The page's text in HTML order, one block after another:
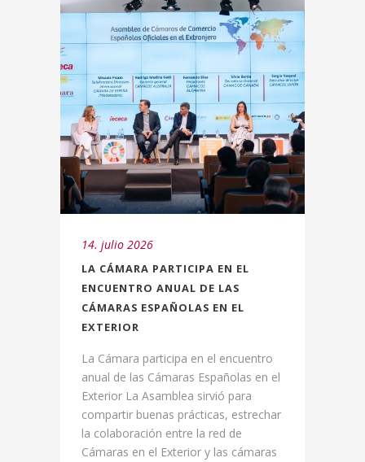
14. julio 2026
LA CÁMARA PARTICIPA EN EL
ENCUENTRO ANUAL DE LAS
CÁMARAS ESPAÑOLAS EN EL
EXTERIOR
La Cámara participa en el encuentro
anual de las Cámaras Españolas en el
Exterior La Asamblea sirvió para
compartir buenas prácticas, estrechar
la colaboración entre la red de
Cámaras en el Exterior y las cámaras